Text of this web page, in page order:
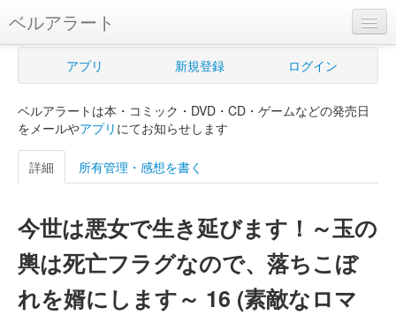
ベルアラート
ベルアラートとは
新規登録
ログイン
購入管理
Myシェルフ
プレミアム
アプリ 新規登録 ログイン
ベルアラートは本・コミック・DVD・CD・ゲームなどの発売日
をメールやアプリ にてお知らせします
詳細 所有管理・感想を書く
今世は悪女で生き延びます！～玉の
輿は死亡フラグなので、落ちこぼ
れを婿にします～ 16 (素敵なロマ